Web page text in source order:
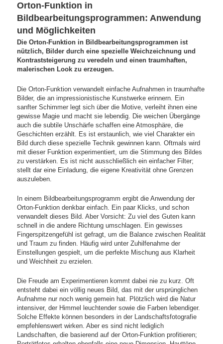
Orton-Funktion in
Bildbearbeitungsprogrammen: Anwendung
und Möglichkeiten
Die Orton-Funktion in Bildbearbeitungsprogrammen ist
nützlich, Bilder durch eine spezielle Weichzeichnung und
Kontraststeigerung zu veredeln und einen traumhaften,
malerischen Look zu erzeugen.
Die Orton-Funktion verwandelt einfache Aufnahmen in traumhafte
Bilder, die an impressionistische Kunstwerke erinnern. Ein
sanfter Schimmer legt sich über die Motive, verleiht ihnen eine
gewisse Magie und macht sie lebendig. Die weichen Übergänge
auch die subtile Unschärfe schaffen eine Atmosphäre, die
Geschichten erzählt. Es ist erstaunlich, wie viel Charakter ein
Bild durch diese spezielle Technik gewinnen kann. Oftmals wird
mit dieser Funktion experimentiert, um die Stimmung des Bildes
zu verstärken. Es ist nicht ausschließlich ein einfacher Filter;
stellt dar eine Einladung, die eigene Kreativität ohne Grenzen
auszuleben.
In einem Bildbearbeitungsprogramm ergibt die Anwendung der
Orton-Funktion denkbar einfach. Ein paar Klicks, und schon
verwandelt dieses Bild. Aber Vorsicht: Zu viel des Guten kann
schnell in die andere Richtung umschlagen. Ein gewisses
Fingerspitzengefühl ist gefragt, um die Balance zwischen Realität
und Traum zu finden. Häufig wird unter Zuhilfenahme der
Einstellungen gespielt, um die perfekte Mischung aus Klarheit
und Weichheit zu erzielen.
Die Freude am Experimentieren kommt dabei nie zu kurz. Oft
entsteht dabei ein völlig neues Bild, das mit der ursprünglichen
Aufnahme nur noch wenig gemein hat. Plötzlich wird die Natur
intensiver, der Himmel leuchtender sowie die Farben lebendiger.
Solche Effekte können besonders in der Landschaftsfotografie
empfehlenswert wirken. Aber es sind nicht lediglich
Landschaften, die basierend auf der Orton-Funktion profitieren;